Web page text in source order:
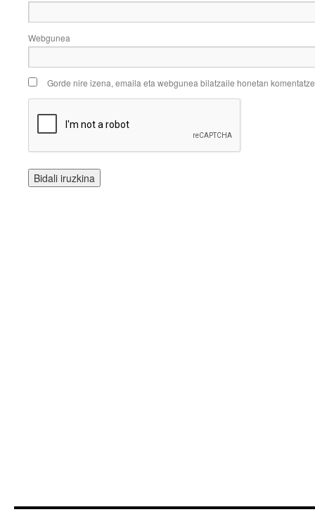
Webgunea
Gorde nire izena, emaila eta webgunea bilatzaile honetan